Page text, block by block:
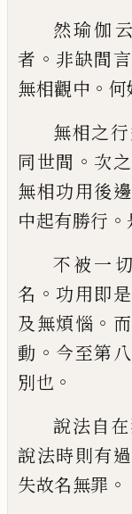
然瑜伽
者 。 非缺間
無相觀中 。 何
無相之
同世間 。 次
無相功用後邊
中起有勝行 。
不被一
名 。 功用即
及無煩惱 。
動 。 今至第
別也 。
說法自
說法時則有
失故名無罪 。